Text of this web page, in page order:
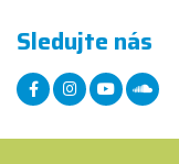
Sledujte nás